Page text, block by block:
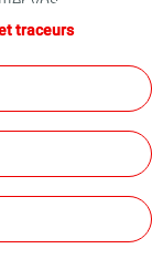
« Gérer
Dans le
les cookies
du site
pouvez
traceurs